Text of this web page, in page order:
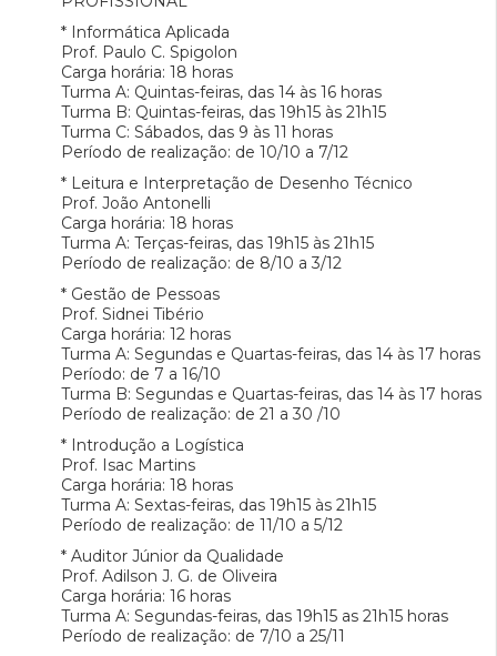
* Informática Aplicada
Prof. Paulo C. Spigolon
Carga horária: 18 horas
Turma A: Quintas-feiras, das 14 às 16 horas
Turma B: Quintas-feiras, das 19h15 às 21h15
Turma C: Sábados, das 9 às 11 horas
Período de realização: de 10/10 a 7/12
* Leitura e Interpretação de Desenho Técnico
Prof. João Antonelli
Carga horária: 18 horas
Turma A: Terças-feiras, das 19h15 às 21h15
Período de realização: de 8/10 a 3/12
* Gestão de Pessoas
Prof. Sidnei Tibério
Carga horária: 12 horas
Turma A: Segundas e Quartas-feiras, das 14 às 17 horas
Período: de 7 a 16/10
Turma B: Segundas e Quartas-feiras, das 14 às 17 horas
Período de realização: de 21 a 30 /10
* Introdução a Logística
Prof. Isac Martins
Carga horária: 18 horas
Turma A: Sextas-feiras, das 19h15 às 21h15
Período de realização: de 11/10 a 5/12
* Auditor Júnior da Qualidade
Prof. Adilson J. G. de Oliveira
Carga horária: 16 horas
Turma A: Segundas-feiras, das 19h15 as 21h15 horas
Período de realização: de 7/10 a 25/11